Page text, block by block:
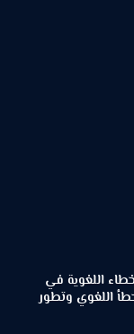
اللغوية في
اللغوي وتطور